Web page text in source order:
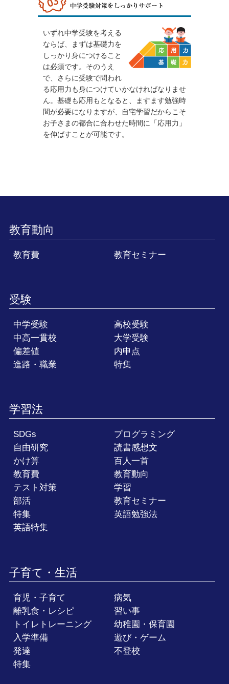
いずれ中学受験を考える
ならば、まずは基礎力を
しっかり身につけること
は必須です。そのうえ
で、さらに受験で問われ
る応用力も身につけていかなければなりませ
ん。基礎も応用もとなると、ますます勉強時
間が必要になりますが、自宅学習だからこそ
お子さまの都合に合わせた時間に「応用力」
を伸ばすことが可能です。
教育動向
教育費 教育セミナー
受験
中学受験
高校受験
中高一貫校
大学受験
偏差値
内申点
進路・職業
特集
学習法
SDGs
プログラミング
自由研究
読書感想文
かけ算
百人一首
教育費
教育動向
テスト対策
学習
部活
教育セミナー
特集
英語勉強法
英語特集
子育て・生活
育児・子育て
病気
離乳食・レシピ
習い事
トイレトレーニング
幼稚園・保育園
入学準備
遊び・ゲーム
発達
不登校
特集